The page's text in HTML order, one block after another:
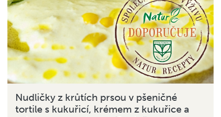
Nudličky z krůtích prsou v pšeničné
tortile s kukuřicí, krémem z kukuřice a